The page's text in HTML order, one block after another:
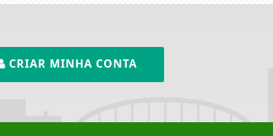
CRIAR MINHA CONTA